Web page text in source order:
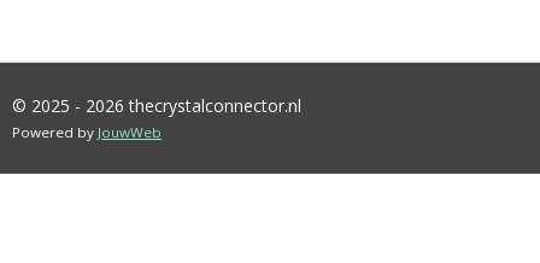
© 2025 - 2026 thecrystalconnector.nl
Powered by JouwWeb